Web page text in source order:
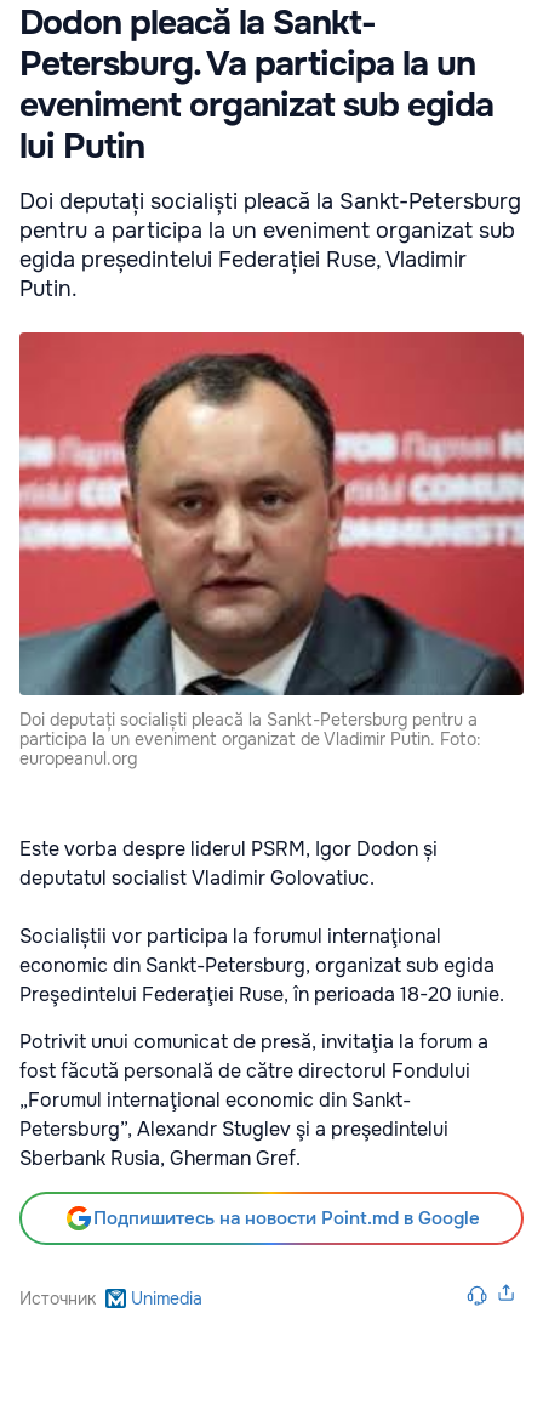
Dodon pleacă la Sankt-
Petersburg. Va participa la un
eveniment organizat sub egida
lui Putin
Doi deputați socialiști pleacă la Sankt-Petersburg
pentru a participa la un eveniment organizat sub
egida președintelui Federației Ruse, Vladimir
Putin.
Doi deputați socialiști pleacă la Sankt-Petersburg pentru a
participa la un eveniment organizat de Vladimir Putin. Foto:
europeanul.org
Este vorba despre liderul PSRM, Igor Dodon și
deputatul socialist Vladimir Golovatiuc.
Socialiștii vor participa la forumul internaţional
economic din Sankt-Petersburg, organizat sub egida
Preşedintelui Federaţiei Ruse, în perioada 18-20 iunie.
Potrivit unui comunicat de presă, invitaţia la forum a
fost făcută personală de către directorul Fondului
„Forumul internaţional economic din Sankt-
Petersburg”, Alexandr Stuglev şi a preşedintelui
Sberbank Rusia, Gherman Gref.
Подпишитесь на новости Point.md в Google
Источник Unimedia